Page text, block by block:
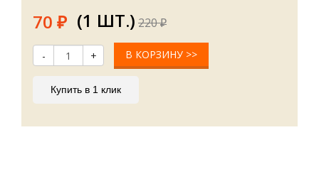
70 ₽ (1 ШТ.) 220₽
- + В КОРЗИНУ >>
Купить в 1 клик